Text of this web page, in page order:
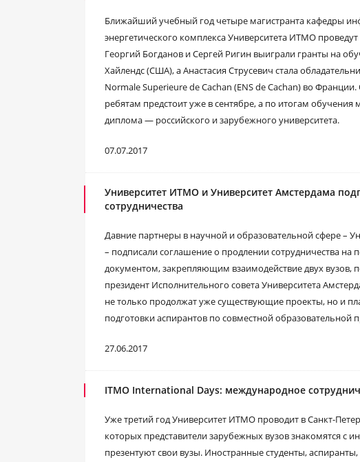
Ближайший учебный год четыре магистранта кафедры
энергетического комплекса Университета ИТМО
Георгий Богданов и Сергей Ригин выиграли гранты на
Хайлендс (США), а Анастасия Струсевич стала
Normale Superieure de Cachan (ENS de Cachan) во
ребятам предстоит уже в сентябре, а по итогам обучения
диплома — российского и зарубежного университета.
07.07.2017
Университет ИТМО и Университет Амстердама
сотрудничества
Давние партнеры в научной и образовательной сфере –
– подписали соглашение о продлении сотрудничества на
документом, закрепляющим взаимодействие двух вузов,
президент Исполнительного совета Университета
не только продолжат уже существующие проекты, но и
подготовки аспирантов по совместной образовательной
27.06.2017
ITMO International Days: международное
Уже третий год Университет ИТМО проводит в Санкт-
которых представители зарубежных вузов знакомятся с
презентуют свои вузы. Иностранные студенты, аспиранты,